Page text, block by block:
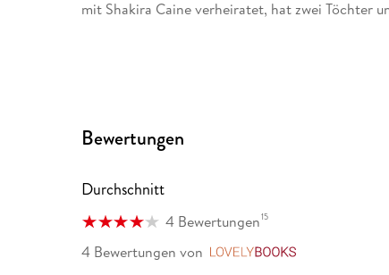
mit Shakira Caine verheiratet, hat zwei Töchter
Bewertungen
Durchschnitt
4 Bewertungen15
4 Bewertungen von